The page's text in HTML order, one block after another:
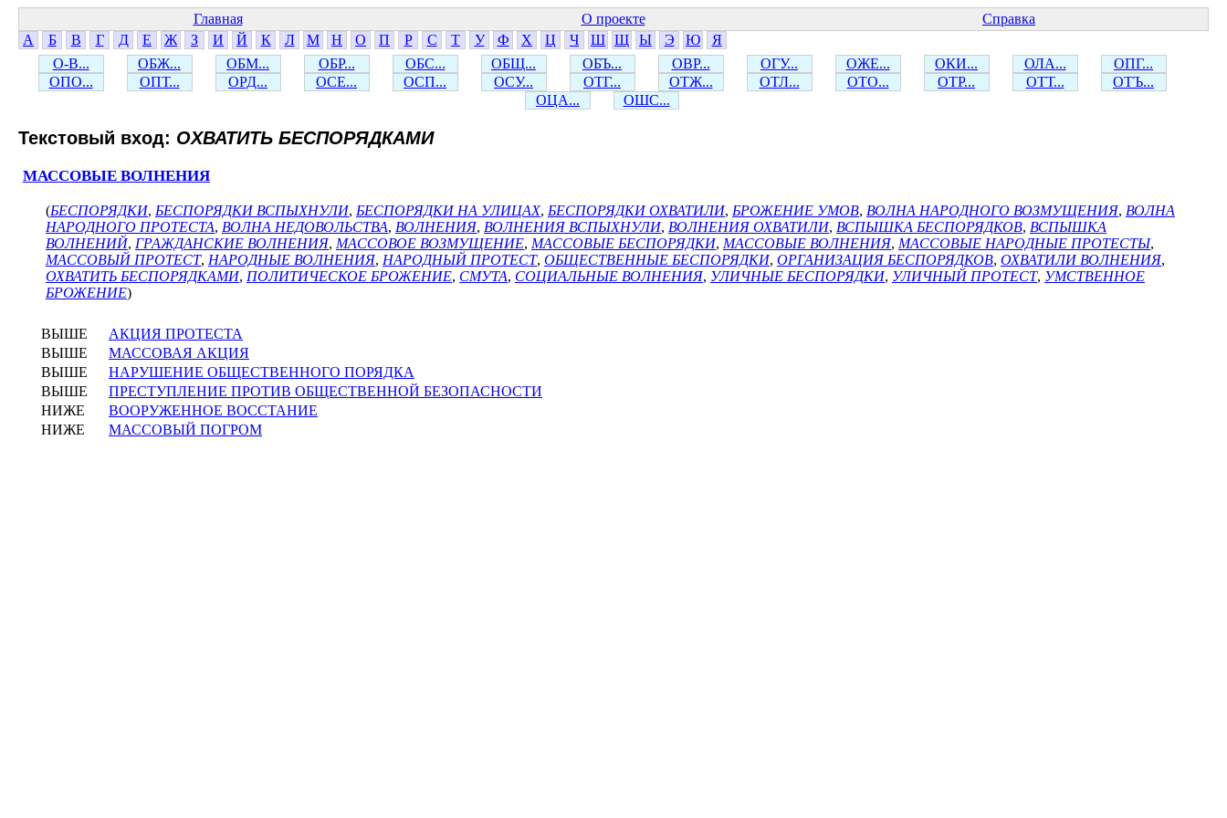
Главная О проекте
Справка
А
Б В Г Д Е Ж З И Й К Л М Н О П Р С Т У Ф Х Ц Ч Ш Щ Ы Э Ю
Я
О-В...
ОБЖ... ОБМ... ОБР... ОБС... ОБЩ... ОБЪ... ОВР... ОГУ... ОЖЕ... ОКИ... ОЛА...
ОПГ...
ОПО...
ОПТ... ОРД... ОСЕ... ОСП... ОСУ... ОТГ... ОТЖ... ОТЛ... ОТО... ОТР... ОТТ...
ОТЪ...
ОЦА...
ОШС...
Текстовый вход: ОХВАТИТЬ БЕСПОРЯДКАМИ
МАССОВЫЕ ВОЛНЕНИЯ
(БЕСПОРЯДКИ, БЕСПОРЯДКИ ВСПЫХНУЛИ, БЕСПОРЯДКИ НА УЛИЦАХ, БЕСПОРЯДКИ ОХВАТИЛИ, БРОЖЕНИЕ УМОВ, ВОЛНА НАРОДНОГО ВОЗМУЩЕНИЯ, ВОЛНА
НАРОДНОГО ПРОТЕСТА, ВОЛНА НЕДОВОЛЬСТВА, ВОЛНЕНИЯ, ВОЛНЕНИЯ ВСПЫХНУЛИ, ВОЛНЕНИЯ ОХВАТИЛИ, ВСПЫШКА БЕСПОРЯДКОВ, ВСПЫШКА
ВОЛНЕНИЙ, ГРАЖДАНСКИЕ ВОЛНЕНИЯ, МАССОВОЕ ВОЗМУЩЕНИЕ, МАССОВЫЕ БЕСПОРЯДКИ, МАССОВЫЕ ВОЛНЕНИЯ, МАССОВЫЕ НАРОДНЫЕ ПРОТЕСТЫ,
МАССОВЫЙ ПРОТЕСТ, НАРОДНЫЕ ВОЛНЕНИЯ, НАРОДНЫЙ ПРОТЕСТ, ОБЩЕСТВЕННЫЕ БЕСПОРЯДКИ, ОРГАНИЗАЦИЯ БЕСПОРЯДКОВ, ОХВАТИЛИ ВОЛНЕНИЯ,
ОХВАТИТЬ БЕСПОРЯДКАМИ, ПОЛИТИЧЕСКОЕ БРОЖЕНИЕ, СМУТА, СОЦИАЛЬНЫЕ ВОЛНЕНИЯ, УЛИЧНЫЕ БЕСПОРЯДКИ, УЛИЧНЫЙ ПРОТЕСТ, УМСТВЕННОЕ
БРОЖЕНИЕ)
ВЫШЕ
АКЦИЯ ПРОТЕСТА
ВЫШЕ
МАССОВАЯ АКЦИЯ
ВЫШЕ
НАРУШЕНИЕ ОБЩЕСТВЕННОГО ПОРЯДКА
ВЫШЕ
ПРЕСТУПЛЕНИЕ ПРОТИВ ОБЩЕСТВЕННОЙ БЕЗОПАСНОСТИ
НИЖЕ
ВООРУЖЕННОЕ ВОССТАНИЕ
НИЖЕ
МАССОВЫЙ ПОГРОМ